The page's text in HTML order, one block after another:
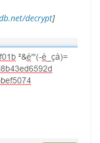
decrypt]